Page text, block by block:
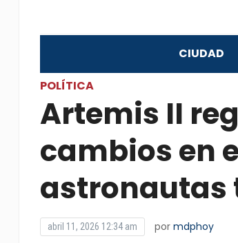
CIUDAD
POLÍTICA
Artemis II
cambios en
astronautas
abril 11, 2026 12:34 am por mdphoy